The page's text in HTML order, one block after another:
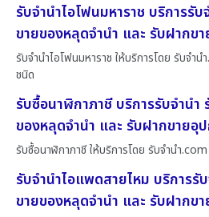
รับจำนำไอโฟนมหาราช บริการรั
ขายของหลุดจำนำ และ รับฝากข
รับจำนำไอโฟนมหาราช ให้บริการโดย รับจํา
ชนิด
รับซื้อนาฬิกาภาชี บริการรับจำน
ของหลุดจำนำ และ รับฝากขายอุ
รับซื้อนาฬิกาภาชี ให้บริการโดย รับจํานํา
รับจำนำไอแพดสายไหม บริการ
ขายของหลุดจำนำ และ รับฝากข